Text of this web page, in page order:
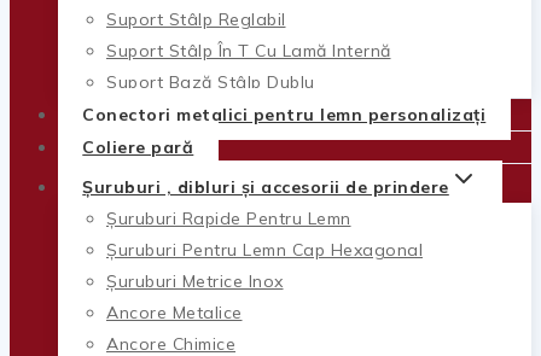
Suport Stâlp Reglabil
Suport Stâlp În T Cu Lamă Internă
Suport Bază Stâlp Dublu
Conectori metalici pentru lemn personalizați
Coliere pară
Șuruburi , dibluri și accesorii de prindere
Șuruburi Rapide Pentru Lemn
Șuruburi Pentru Lemn Cap Hexagonal
Șuruburi Metrice Inox
Ancore Metalice
Ancore Chimice